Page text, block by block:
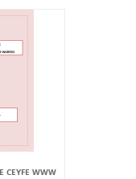
CEYFE WWW